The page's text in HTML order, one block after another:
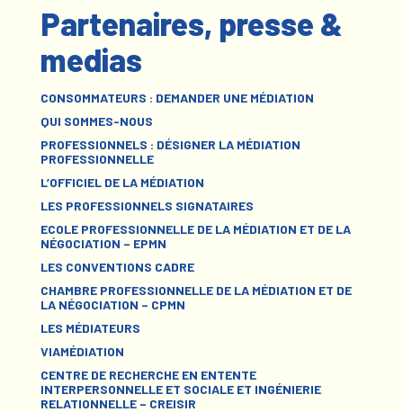
Partenaires, presse &
medias
CONSOMMATEURS : DEMANDER UNE MÉDIATION
QUI SOMMES-NOUS
PROFESSIONNELS : DÉSIGNER LA MÉDIATION
PROFESSIONNELLE
L’OFFICIEL DE LA MÉDIATION
LES PROFESSIONNELS SIGNATAIRES
ECOLE PROFESSIONNELLE DE LA MÉDIATION ET DE LA
NÉGOCIATION – EPMN
LES CONVENTIONS CADRE
CHAMBRE PROFESSIONNELLE DE LA MÉDIATION ET DE
LA NÉGOCIATION – CPMN
LES MÉDIATEURS
VIAMÉDIATION
CENTRE DE RECHERCHE EN ENTENTE
INTERPERSONNELLE ET SOCIALE ET INGÉNIERIE
RELATIONNELLE – CREISIR